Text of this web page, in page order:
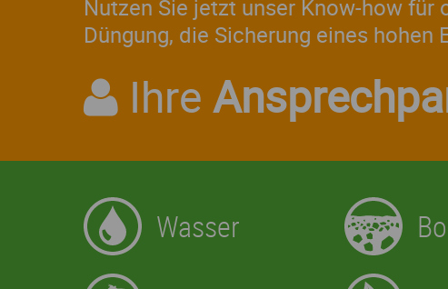
Nutzen Sie jetzt unser Know-how
Düngung, die Sicherung eines
Ihre
Wasser